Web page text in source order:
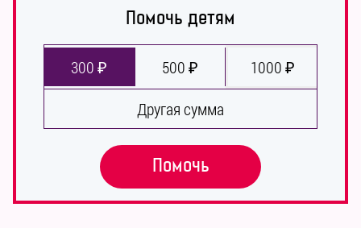
Помочь детям
300 ₽ 500 ₽
1000 ₽
Другая сумма
Помочь